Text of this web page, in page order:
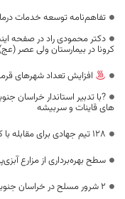
تفاهم‌نامه توسعه خدمات
دکتر محمودی راد در صفحه
کرونا در بیمارستان ولی عصر
افزایش تعداد شهرهای
?با تدبیر استاندار خراسان
های قاینات و سربیشه
۱۲۸ تیم جهادی برای مقابله با کرونا در قاینات فعالیت دارند
سطح بهره‌برداری از مزارع
۲ شرور مسلح در خراسان جنوبی دستگیر شدند